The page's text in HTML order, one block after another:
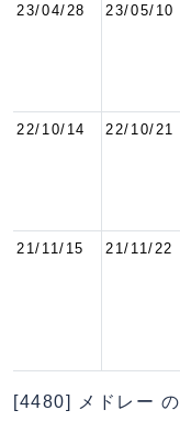
23/04/28 23/05/10
22/10/14 22/10/21
21/11/15 21/11/22
[4480] メドレー の